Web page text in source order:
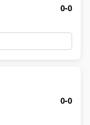
0-0
0-0